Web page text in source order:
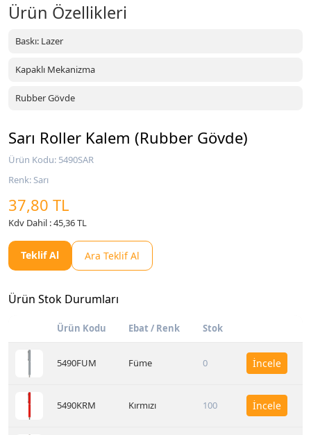
Ürün Özellikleri
Baskı: Lazer
Kapaklı Mekanizma
Rubber Gövde
Sarı Roller Kalem (Rubber Gövde)
Ürün Kodu: 5490SAR
Renk: Sarı
37,80 TL
Kdv Dahil : 45,36 TL
Teklif Al Ara Teklif Al
Ürün Stok Durumları
Ürün Kodu Ebat / Renk Stok
5490FUM Füme 0 İncele
5490KRM Kırmızı 100 İncele